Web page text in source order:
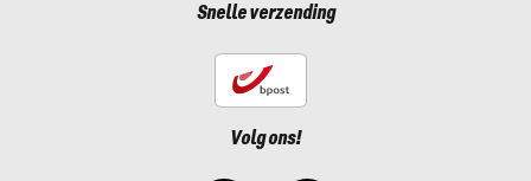
Snelle verzending
Volg ons!